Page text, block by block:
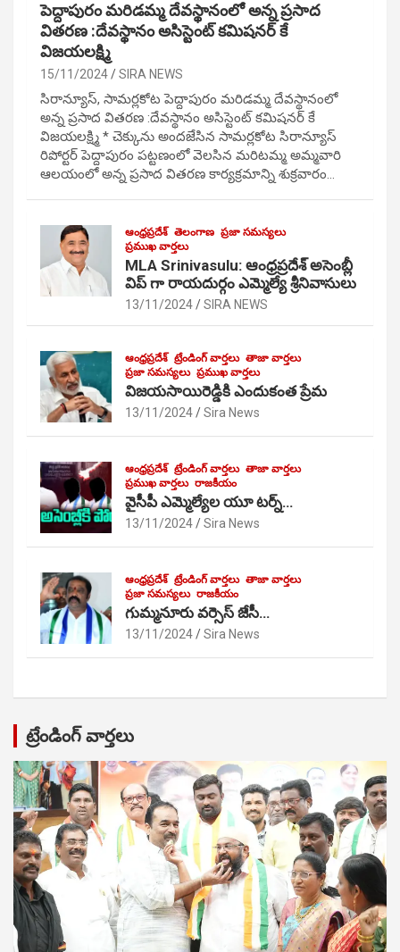
పెద్దాపురం మరిడమ్మ దేవస్థానంలో అన్న ప్రసాద
వితరణ :దేవస్థానం అసిస్టెంట్ కమిషనర్ కే
విజయలక్ష్మి
15/11/2024 SIRA NEWS
సిరాన్యూస్, సామర్లకోట పెద్దాపురం మరిడమ్మ దేవస్థానంలో
అన్న ప్రసాద వితరణ :దేవస్థానం అసిస్టెంట్ కమిషనర్ కే
విజయలక్ష్మి * చెక్కును అందజేసిన సామర్లకోట సిరాన్యూస్
రిపోర్టర్ పెద్దాపురం పట్టణంలో వెలసిన మరిటమ్మ అమ్మవారి
ఆలయంలో అన్న ప్రసాద వితరణ కార్యక్రమాన్ని శుక్రవారం…
ఆంధ్రప్రదేశ్ తెలంగాణ ప్రజా సమస్యలు
ప్రముఖ వార్తలు
MLA Srinivasulu: ఆంధ్రప్రదేశ్ అసెంబ్లీ
విప్ గా రాయదుర్గం ఎమ్మెల్యే శ్రీనివాసులు
13/11/2024 SIRA NEWS
ఆంధ్రప్రదేశ్ ట్రేండింగ్ వార్తలు తాజా వార్తలు
ప్రజా సమస్యలు ప్రముఖ వార్తలు
విజయసాయిరెడ్డికి ఎందుకంత ప్రేమ
13/11/2024 Sira News
ఆంధ్రప్రదేశ్ ట్రేండింగ్ వార్తలు తాజా వార్తలు
ప్రముఖ వార్తలు రాజకీయం
వైసీపీ ఎమ్మెల్యేల యూ టర్న్…
13/11/2024 Sira News
ఆంధ్రప్రదేశ్ ట్రేండింగ్ వార్తలు తాజా వార్తలు
ప్రజా సమస్యలు రాజకీయం
గుమ్మనూరు వర్సెస్ జేసీ…
13/11/2024 Sira News
ట్రేండింగ్ వార్తలు